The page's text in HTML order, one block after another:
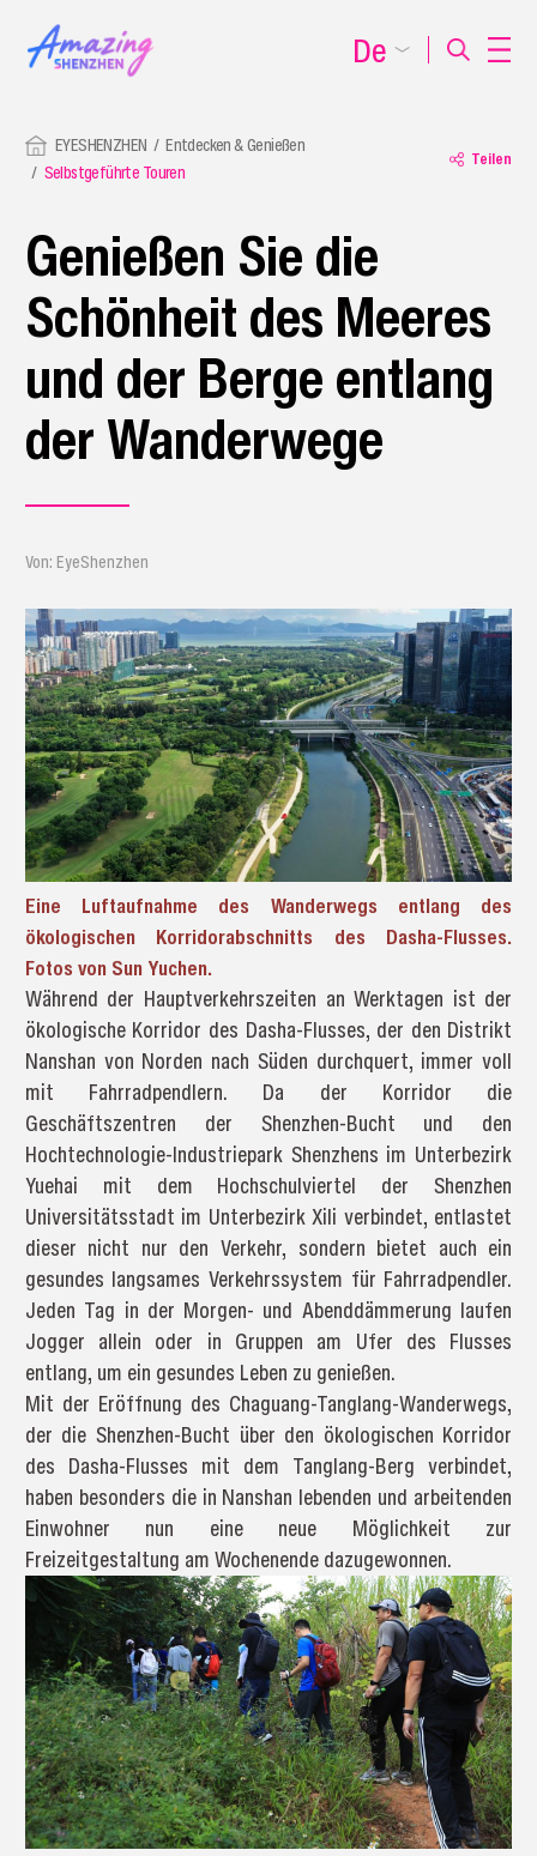
EYESHENZHEN
Entdecken & Genießen
Selbstgeführte Touren
Teilen
Genießen Sie die
Schönheit des Meeres
und der Berge entlang
der Wanderwege
Von: EyeShenzhen
Eine Luftaufnahme des Wanderwegs entlang des
ökologischen Korridorabschnitts des Dasha-Flusses.
Fotos von Sun Yuchen.
Während der Hauptverkehrszeiten an Werktagen ist der
ökologische Korridor des Dasha-Flusses, der den Distrikt
Nanshan von Norden nach Süden durchquert, immer voll
mit Fahrradpendlern. Da der Korridor die
Geschäftszentren der Shenzhen-Bucht und den
Hochtechnologie-Industriepark Shenzhens im Unterbezirk
Yuehai mit dem Hochschulviertel der Shenzhen
Universitätsstadt im Unterbezirk Xili verbindet, entlastet
dieser nicht nur den Verkehr, sondern bietet auch ein
gesundes langsames Verkehrssystem für Fahrradpendler.
Jeden Tag in der Morgen- und Abenddämmerung laufen
Jogger allein oder in Gruppen am Ufer des Flusses
entlang, um ein gesundes Leben zu genießen.
Mit der Eröffnung des Chaguang-Tanglang-Wanderwegs,
der die Shenzhen-Bucht über den ökologischen Korridor
des Dasha-Flusses mit dem Tanglang-Berg verbindet,
haben besonders die in Nanshan lebenden und arbeitenden
Einwohner nun eine neue Möglichkeit zur
Freizeitgestaltung am Wochenende dazugewonnen.
De